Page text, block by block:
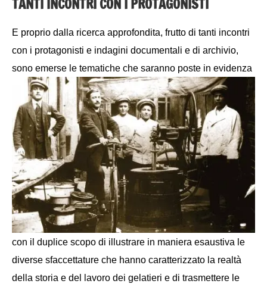
TANTI INCONTRI CON I PROTAGONISTI
E proprio dalla ricerca approfondita, frutto di tanti incontri
con i protagonisti e indagini documentali e di archivio,
sono emerse le tematiche che saranno poste in evidenza
con il duplice scopo di illustrare in maniera esaustiva le
diverse sfaccettature che hanno caratterizzato la realtà
della storia e del lavoro dei gelatieri e di trasmettere le